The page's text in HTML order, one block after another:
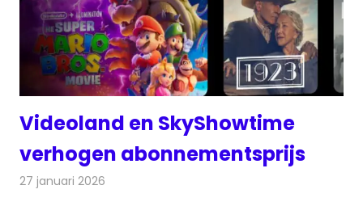
Videoland en SkyShowtime
verhogen abonnementsprijs
27 januari 2026